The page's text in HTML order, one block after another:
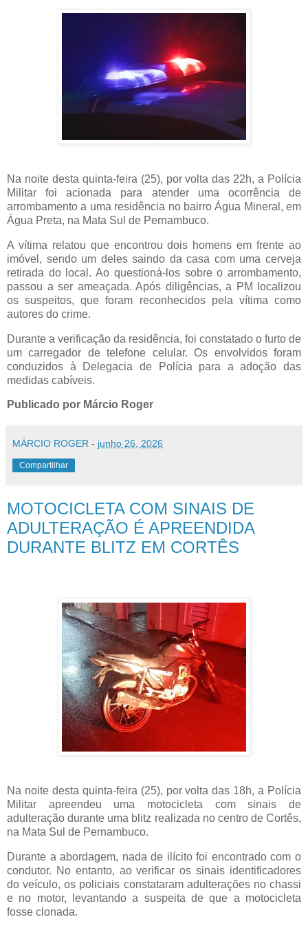
Na noite desta quinta-feira (25), por volta das 22h, a Polícia
Militar foi acionada para atender uma ocorrência de
arrombamento a uma residência no bairro Água Mineral, em
Água Preta, na Mata Sul de Pernambuco.
A vítima relatou que encontrou dois homens em frente ao
imóvel, sendo um deles saindo da casa com uma cerveja
retirada do local. Ao questioná-los sobre o arrombamento,
passou a ser ameaçada. Após diligências, a PM localizou
os suspeitos, que foram reconhecidos pela vítima como
autores do crime.
Durante a verificação da residência, foi constatado o furto de
um carregador de telefone celular. Os envolvidos foram
conduzidos à Delegacia de Polícia para a adoção das
medidas cabíveis.
Publicado por Márcio Roger
MÁRCIO ROGER - junho 26, 2026
Compartilhar
MOTOCICLETA COM SINAIS DE
ADULTERAÇÃO É APREENDIDA
DURANTE BLITZ EM CORTÊS
Na noite desta quinta-feira (25), por volta das 18h, a Polícia
Militar apreendeu uma motocicleta com sinais de
adulteração durante uma blitz realizada no centro de Cortês,
na Mata Sul de Pernambuco.
Durante a abordagem, nada de ilícito foi encontrado com o
condutor. No entanto, ao verificar os sinais identificadores
do veículo, os policiais constataram adulterações no chassi
e no motor, levantando a suspeita de que a motocicleta
fosse clonada.